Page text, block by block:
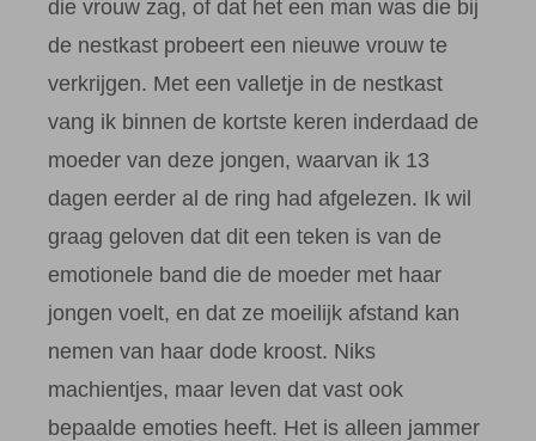
die vrouw zag, of dat het een man was die bij
de nestkast probeert een nieuwe vrouw te
verkrijgen. Met een valletje in de nestkast
vang ik binnen de kortste keren inderdaad de
moeder van deze jongen, waarvan ik 13
dagen eerder al de ring had afgelezen. Ik wil
graag geloven dat dit een teken is van de
emotionele band die de moeder met haar
jongen voelt, en dat ze moeilijk afstand kan
nemen van haar dode kroost. Niks
machientjes, maar leven dat vast ook
bepaalde emoties heeft. Het is alleen jammer